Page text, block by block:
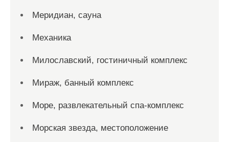
Меридиан, сауна
Механика
Милославский, гостиничный комплекс
Мираж, банный комплекс
Море, развлекательный спа-комплекс
Морская звезда, местоположение